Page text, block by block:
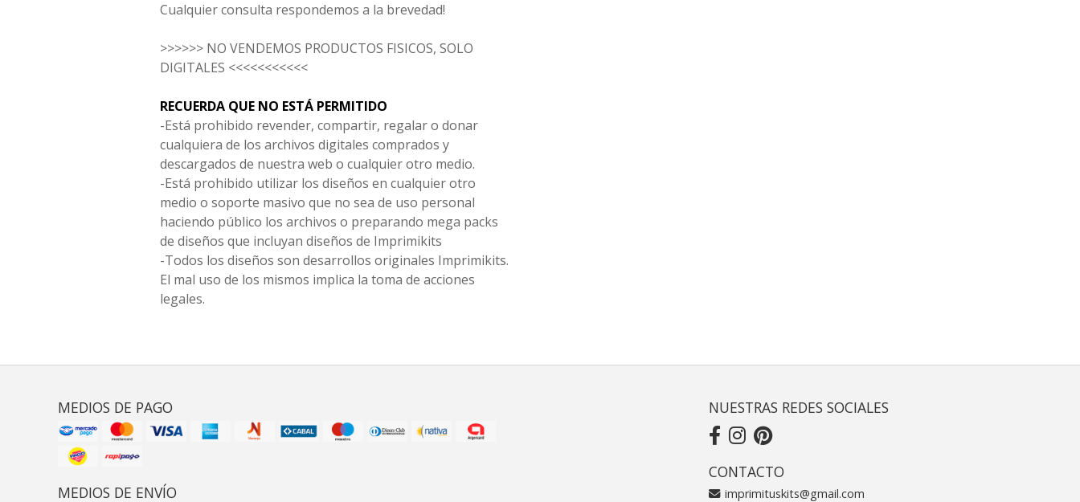
Cualquier consulta respondemos a la brevedad!
>>>>>> NO VENDEMOS PRODUCTOS FISICOS, SOLO
DIGITALES <<<<<<<<<<<
RECUERDA QUE NO ESTÁ PERMITIDO
-Está prohibido revender, compartir, regalar o donar
cualquiera de los archivos digitales comprados y
descargados de nuestra web o cualquier otro medio.
-Está prohibido utilizar los diseños en cualquier otro
medio o soporte masivo que no sea de uso personal
haciendo público los archivos o preparando mega packs
de diseños que incluyan diseños de Imprimikits
-Todos los diseños son desarrollos originales Imprimikits.
El mal uso de los mismos implica la toma de acciones
legales.
MEDIOS DE PAGO
MEDIOS DE ENVÍO
NUESTRAS REDES SOCIALES
CONTACTO
imprimituskits@gmail.com